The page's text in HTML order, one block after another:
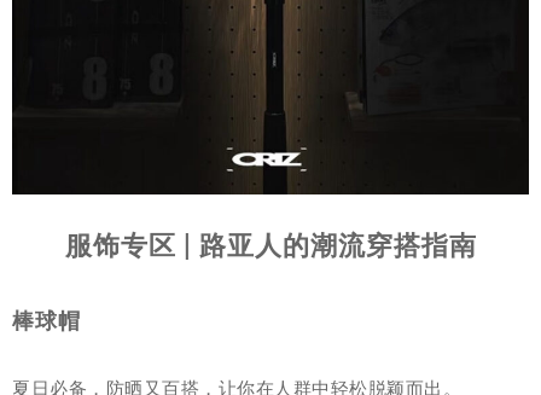
服饰专区 | 路亚人的潮流穿搭指南
棒球帽
夏日必备，防晒又百搭，让你在人群中轻松脱颖而出。